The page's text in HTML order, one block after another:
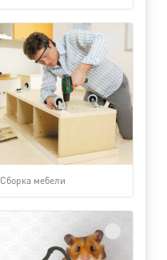
Сборка мебели